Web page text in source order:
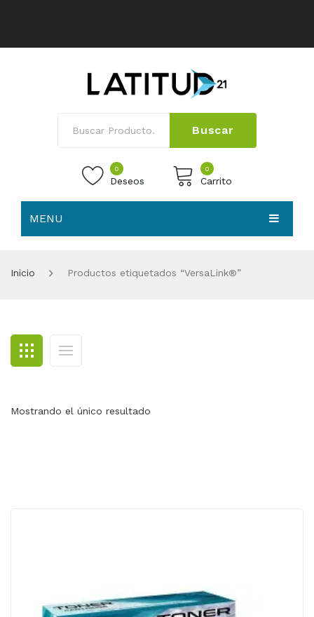
Buscar
0
Deseos
0
Carrito
MENU
BLOG
CONTACTO
Inicio Productos etiquetados “VersaLink®”
Mostrando el único resultado